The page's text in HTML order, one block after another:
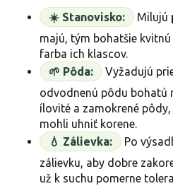
☀️ Stanovisko: Milujú
majú, tým bohatšie
farba ich klascov.
🌱 Pôda:
Vyžadujú
odvodnenú pôdu bohatú
ílovité a zamokrené
mohli uhniť korene.
💧 Zálievka:
Po
zálievku, aby dobre
už k suchu pomerne